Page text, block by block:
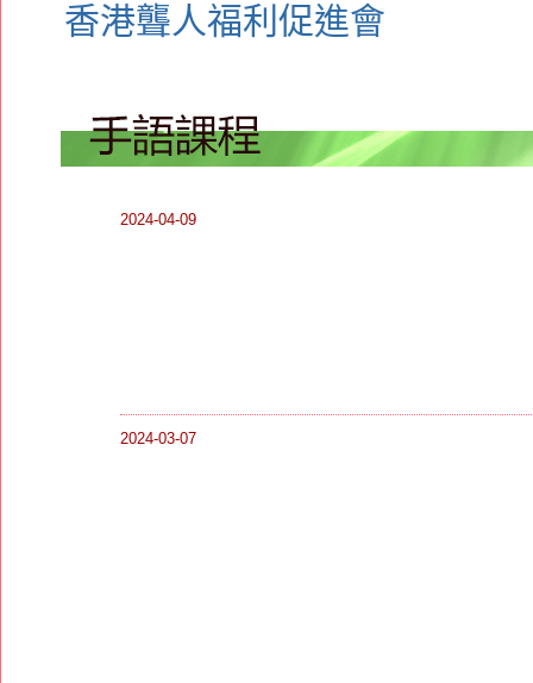
香港聾人福利促進會
2024-04-09
2024-03-07